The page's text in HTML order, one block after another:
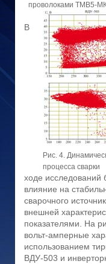
проволоками ТМВ5-
Рис. 4.
процесса сварки
В
ходе исследований
влияние на
сварочного
внешней
показателями. На
вольт-амперные
использованием
ВДУ-503 и